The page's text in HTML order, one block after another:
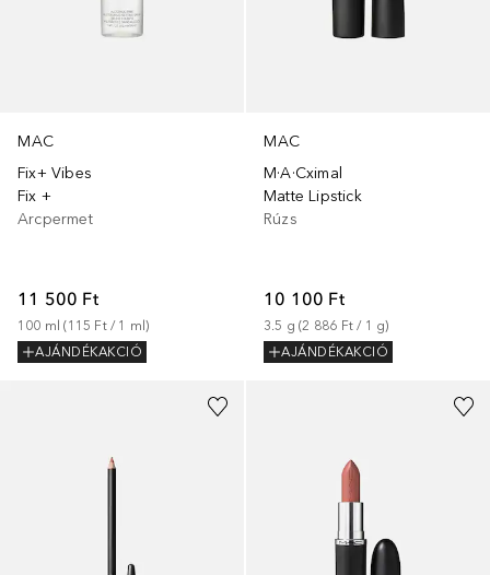
MAC
Fix+ Vibes
Fix +
Arcpermet
11 500 Ft
100 ml (115 Ft / 1 ml)
AJÁNDÉKAKCIÓ
MAC
M·A·Cximal
Matte Lipstick
Rúzs
10 100 Ft
3.5 g (2 886 Ft / 1 g)
AJÁNDÉKAKCIÓ
+32 +31